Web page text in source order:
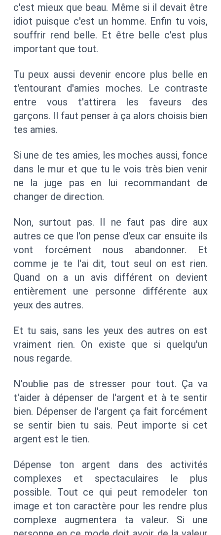
c'est mieux que beau. Même si il devait être
idiot puisque c'est un homme. Enfin tu vois,
souffrir rend belle. Et être belle c'est plus
important que tout.
Tu peux aussi devenir encore plus belle en
t'entourant d'amies moches. Le contraste
entre vous t'attirera les faveurs des
garçons. Il faut penser à ça alors choisis bien
tes amies.
Si une de tes amies, les moches aussi, fonce
dans le mur et que tu le vois très bien venir
ne la juge pas en lui recommandant de
changer de direction.
Non, surtout pas. Il ne faut pas dire aux
autres ce que l'on pense d'eux car ensuite ils
vont forcément nous abandonner. Et
comme je te l'ai dit, tout seul on est rien.
Quand on a un avis différent on devient
entièrement une personne différente aux
yeux des autres.
Et tu sais, sans les yeux des autres on est
vraiment rien. On existe que si quelqu'un
nous regarde.
N'oublie pas de stresser pour tout. Ça va
t'aider à dépenser de l'argent et à te sentir
bien. Dépenser de l'argent ça fait forcément
se sentir bien tu sais. Peut importe si cet
argent est le tien.
Dépense ton argent dans des activités
complexes et spectaculaires le plus
possible. Tout ce qui peut remodeler ton
image et ton caractère pour les rendre plus
complexe augmentera ta valeur. Si une